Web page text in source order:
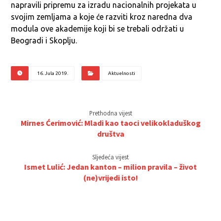
napravili pripremu za izradu nacionalnih projekata u
svojim zemljama a koje će razviti kroz naredna dva
modula ove akademije koji bi se trebali održati u
Beogradi i Skoplju.
16. Jula 2019. Aktuelnosti
Prethodna vijest
Mirnes Ćerimović: Mladi kao taoci velikokladuškog
društva
Sljedeća vijest
Ismet Lulić: Jedan kanton – milion pravila – život
(ne)vrijedi isto!